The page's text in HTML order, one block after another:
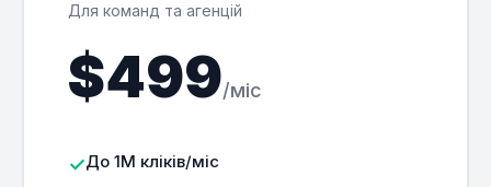
Для команд та агенцій
$499/міс
До 1M кліків/міс